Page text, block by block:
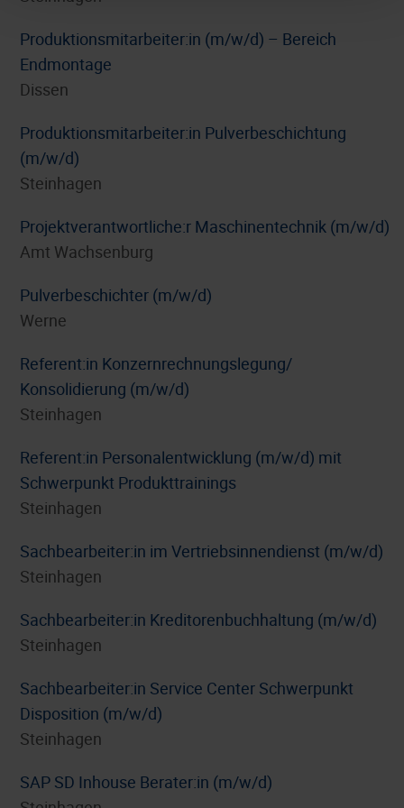
Produktionsmitarbeiter:in (m/w/d) – Bereich
Endmontage
Dissen
Produktionsmitarbeiter:in Pulverbeschichtung
(m/w/d)
Steinhagen
Projektverantwortliche:r Maschinentechnik (m/w/d)
Amt Wachsenburg
Pulverbeschichter (m/w/d)
Werne
Referent:in Konzernrechnungslegung/
Konsolidierung (m/w/d)
Steinhagen
Referent:in Personalentwicklung (m/w/d) mit
Schwerpunkt Produkttrainings
Steinhagen
Sachbearbeiter:in im Vertriebsinnendienst (m/w/d)
Steinhagen
Sachbearbeiter:in Kreditorenbuchhaltung (m/w/d)
Steinhagen
Sachbearbeiter:in Service Center Schwerpunkt
Disposition (m/w/d)
Steinhagen
SAP SD Inhouse Berater:in (m/w/d)